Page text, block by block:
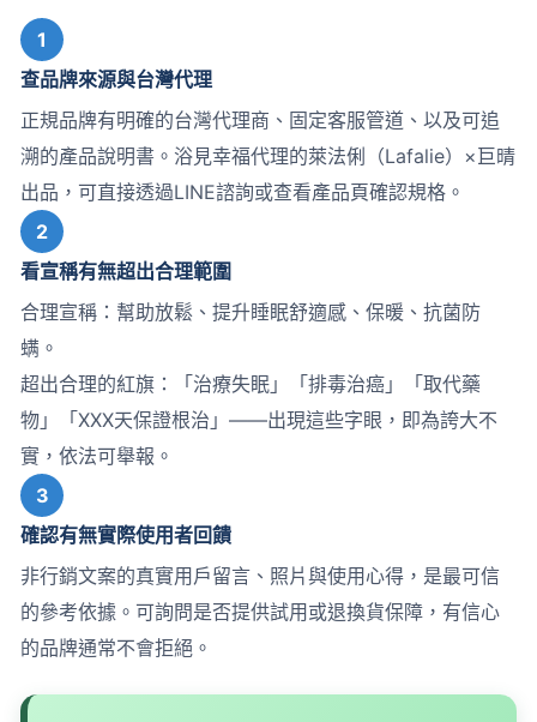
1
查品牌來源與台灣代理
正規品牌有明確的台灣代理商、固定客服管道、以及可追
溯的產品說明書。浴見幸福代理的萊法俐（Lafalie）×巨晴
出品，可直接透過LINE諮詢或查看產品頁確認規格。
2
看宣稱有無超出合理範圍
合理宣稱：幫助放鬆、提升睡眠舒適感、保暖、抗菌防
螨。
超出合理的紅旗：「治療失眠」「排毒治癌」「取代藥
物」「XXX天保證根治」——出現這些字眼，即為誇大不
實，依法可舉報。
3
確認有無實際使用者回饋
非行銷文案的真實用戶留言、照片與使用心得，是最可信
的參考依據。可詢問是否提供試用或退換貨保障，有信心
的品牌通常不會拒絕。